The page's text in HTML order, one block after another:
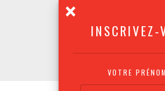
INSCRIVEZ-
VOTRE